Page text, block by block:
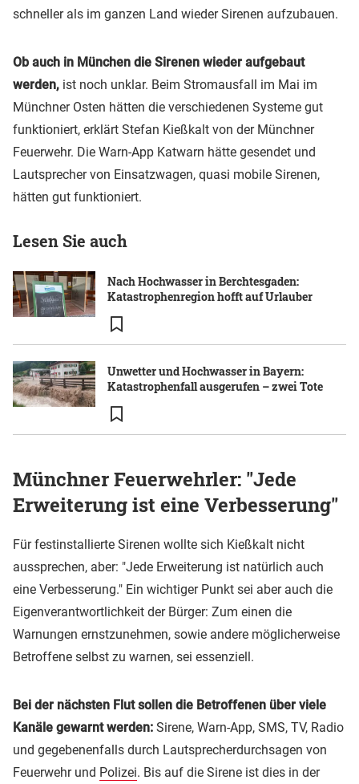
schneller als im ganzen Land wieder Sirenen aufzubauen.
Ob auch in München die Sirenen wieder aufgebaut
werden, ist noch unklar. Beim Stromausfall im Mai im
Münchner Osten hätten die verschiedenen Systeme gut
funktioniert, erklärt Stefan Kießkalt von der Münchner
Feuerwehr. Die Warn-App Katwarn hätte gesendet und
Lautsprecher von Einsatzwagen, quasi mobile Sirenen,
hätten gut funktioniert.
Lesen Sie auch
Nach Hochwasser in Berchtesgaden:
Katastrophenregion hofft auf Urlauber
Unwetter und Hochwasser in Bayern:
Katastrophenfall ausgerufen – zwei Tote
Münchner Feuerwehrler: "Jede
Erweiterung ist eine Verbesserung"
Für festinstallierte Sirenen wollte sich Kießkalt nicht
aussprechen, aber: "Jede Erweiterung ist natürlich auch
eine Verbesserung." Ein wichtiger Punkt sei aber auch die
Eigenverantwortlichkeit der Bürger: Zum einen die
Warnungen ernstzunehmen, sowie andere möglicherweise
Betroffene selbst zu warnen, sei essenziell.
Bei der nächsten Flut sollen die Betroffenen über viele
Kanäle gewarnt werden: Sirene, Warn-App, SMS, TV, Radio
und gegebenenfalls durch Lautsprecherdurchsagen von
Feuerwehr und Polizei. Bis auf die Sirene ist dies in der